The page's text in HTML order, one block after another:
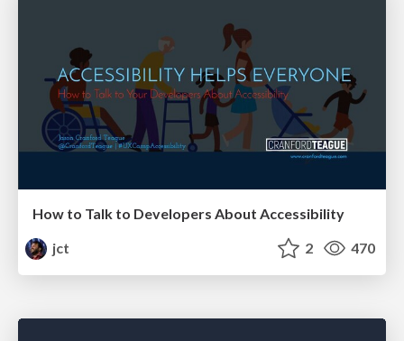
How to Talk to Developers About Accessibility
jct
2 470